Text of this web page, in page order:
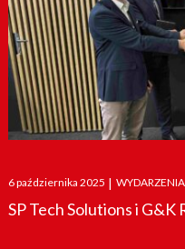
Posted
on
6 października 2025 | WYDARZENIA
SP Tech Solutions i G&K